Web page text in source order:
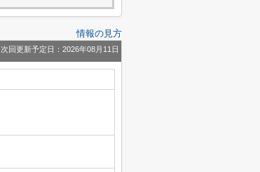
情報の見方
次回更新予定日：2026年08月11日